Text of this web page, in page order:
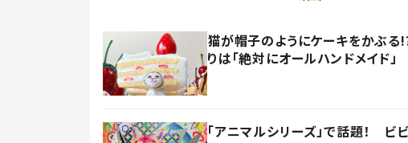
猫が帽子のようにケーキをかぶ
りは「絶対にオールハンドメイド」
「アニマルシリーズ」で話題！